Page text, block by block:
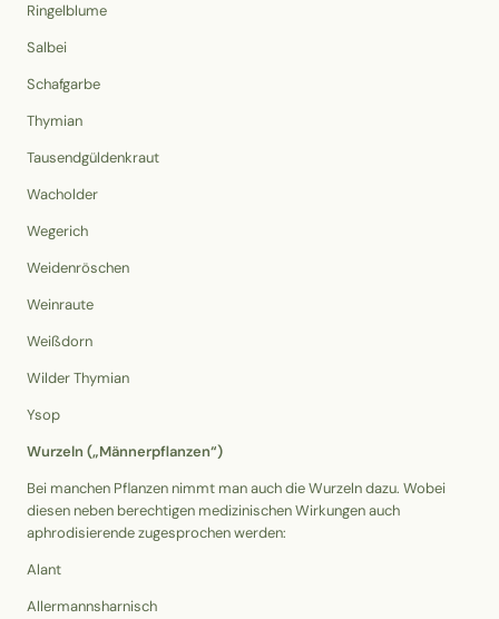
Ringelblume
Salbei
Schafgarbe
Thymian
Tausendgüldenkraut
Wacholder
Wegerich
Weidenröschen
Weinraute
Weißdorn
Wilder Thymian
Ysop
Wurzeln („Männerpflanzen“)
Bei manchen Pflanzen nimmt man auch die Wurzeln dazu. Wobei
diesen neben berechtigen medizinischen Wirkungen auch
aphrodisierende zugesprochen werden:
Alant
Allermannsharnisch